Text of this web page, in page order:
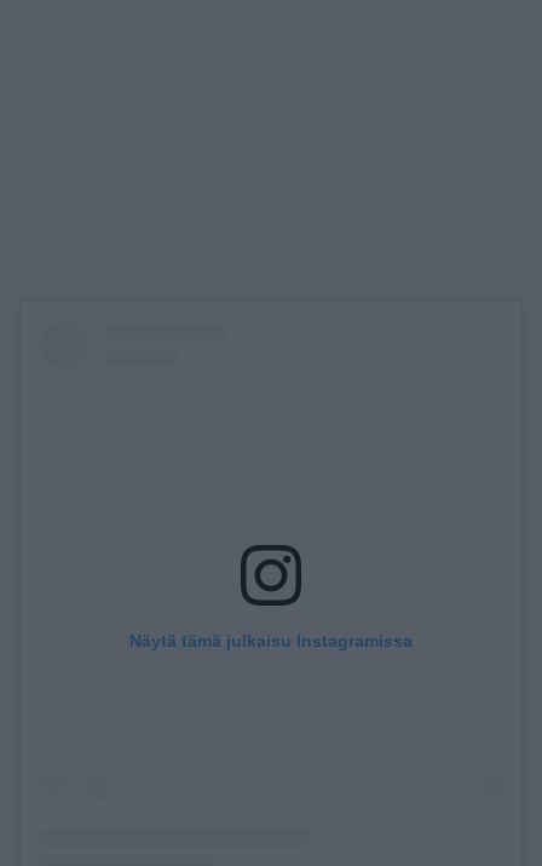
Näytä tämä julkaisu Instagramissa